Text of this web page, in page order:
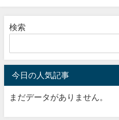
検索
今日の人気記事
まだデータがありません。